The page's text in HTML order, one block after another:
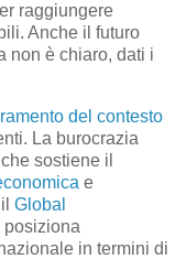
raggiungere
Anche il futuro
non è chiaro, dati i
del contesto
La burocrazia
sostiene il
e
Global
posiziona
in termini di